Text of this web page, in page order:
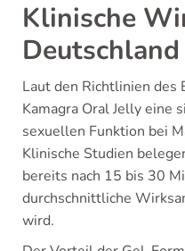
Klinische
Deutschland
Laut den Richtlinien
Kamagra Oral Jelly eine
sexuellen Funktion bei
Klinische Studien
bereits nach 15 bis 30
durchschnittliche
wird.